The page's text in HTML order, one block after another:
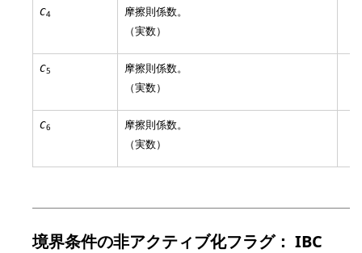
C4 摩擦則係数。
（実数）
C5 摩擦則係数。
（実数）
C6 摩擦則係数。
（実数）
境界条件の非アクティブ化フラグ： IBC